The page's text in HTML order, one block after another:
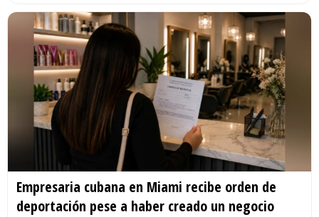
Empresaria cubana en Miami recibe orden de
deportación pese a haber creado un negocio